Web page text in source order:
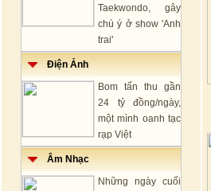
Taekwondo, gây
chú ý ở show 'Anh
trai'
Điện Ảnh
Bom tấn thu gần
24 tỷ đồng/ngày,
một mình oanh tạc
rạp Việt
Âm Nhạc
Những ngày cuối